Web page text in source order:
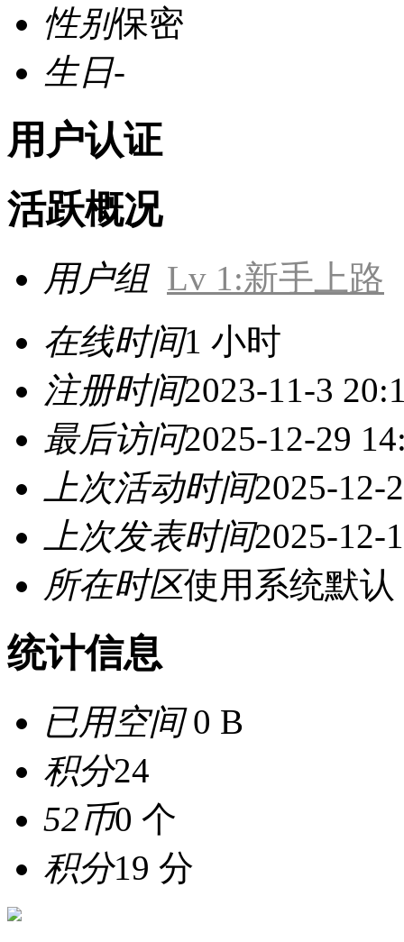
性别保密
生日-
用户认证
活跃概况
用户组 Lv 1:新手上路
在线时间1 小时
注册时间2023-11-3
最后访问2025-12-29
上次活动时间2025-12-
上次发表时间2025-12-
所在时区使用系统默认
统计信息
已用空间0 B
积分24
52币0 个
积分19 分